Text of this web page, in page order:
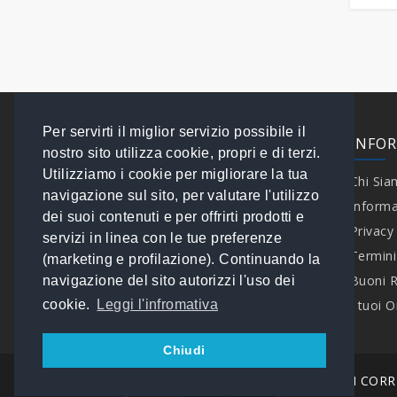
Per servirti il miglior servizio possibile il
nostro sito utilizza cookie, propri e di terzi.
Utilizziamo i cookie per migliorare la tua
navigazione sul sito, per valutare l'utilizzo
dei suoi contenuti e per offrirti prodotti e
servizi in linea con le tue preferenze
(marketing e profilazione). Continuando la
navigazione del sito autorizzi l'uso dei
cookie.
Leggi l'infromativa
Chiudi
Produttori di Ghiaccio
Tavoli Refrigerati
Formatrice Croissant -
Tavolo Taglia Sfoglia
Forni Pasticceria
Friggitrici Pasticceria
Impastatrici a Bracci
Tuffanti
Mescolatrici Planetarie
Mescolatrici Planetarie -
Accessori
Spezzatrici
Vetrine Frollatura Carne -
Dry Aging
ACCESSORI
EXTRA
Contattaci
Speciali
Brand
I tuoi Ordini
Mappa del Sito
Chi
Buoni
I tuoi
I NOSTRI